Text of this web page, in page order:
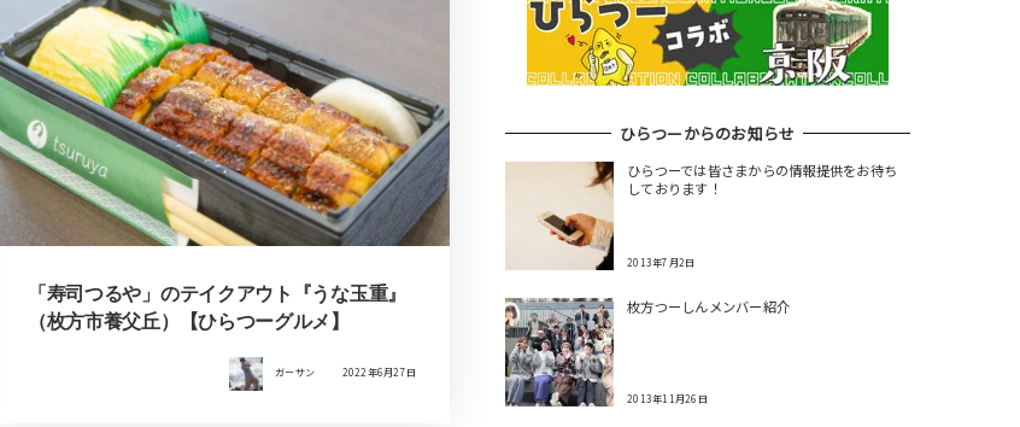
「寿司つるや」のテイクアウト『うな玉重』
（枚方市養父丘）【ひらつーグルメ】
ガーサン 2022年6月27日
ひらつーからのお知らせ
ひらつーでは皆さまからの情報提供をお待ち
しております！
2013年7月2日
枚方つーしんメンバー紹介
2013年11月26日